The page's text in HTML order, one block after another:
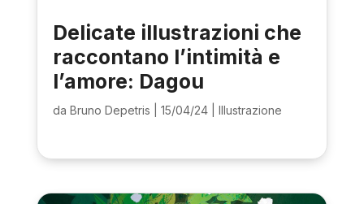
Delicate illustrazioni che
raccontano l’intimità e
l’amore: Dagou
da Bruno Depetris 15/04/24| Illustrazione